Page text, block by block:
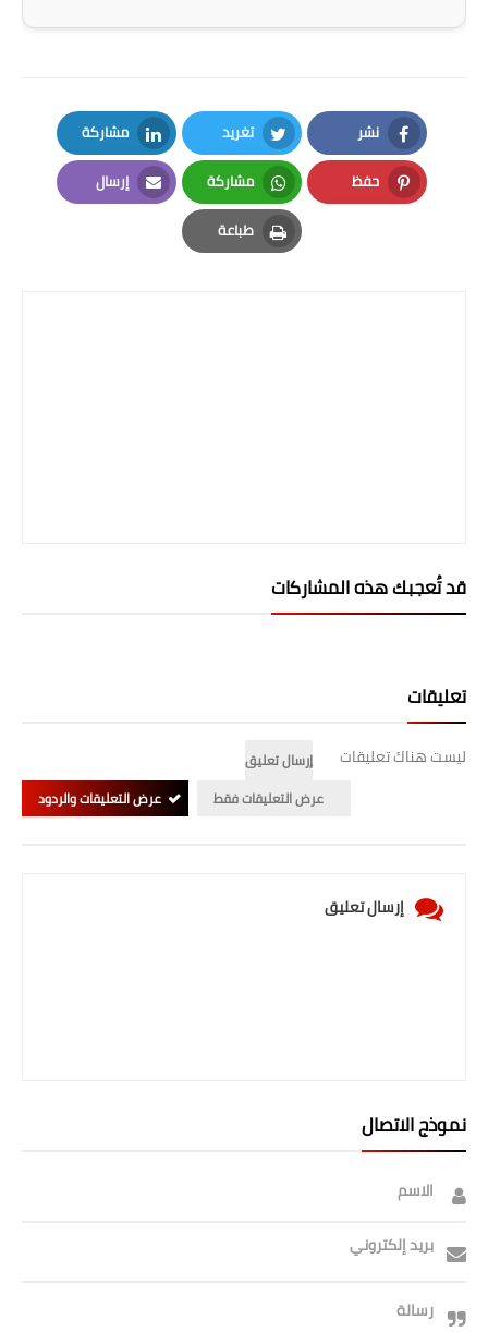
المرحلة الابتدائية
المرحلة المتوسطة
المرحلة الاعدادية
استمارة القبول المركزي
نشر
Facebook
تغريد
Twitter
مشاركة
LinkedIn
حفظ
Pinterest
مشاركة
Whatsapp
إرسال
Email
طباعة
Print
قد تُعجبك هذه المشاركات
تعليقات
ليست هناك تعليقات
إرسال تعليق
عرض التعليقات فقط
عرض التعليقات والردود
إرسال تعليق
نموذج الاتصال
الاسم
بريد إلكتروني
رسالة